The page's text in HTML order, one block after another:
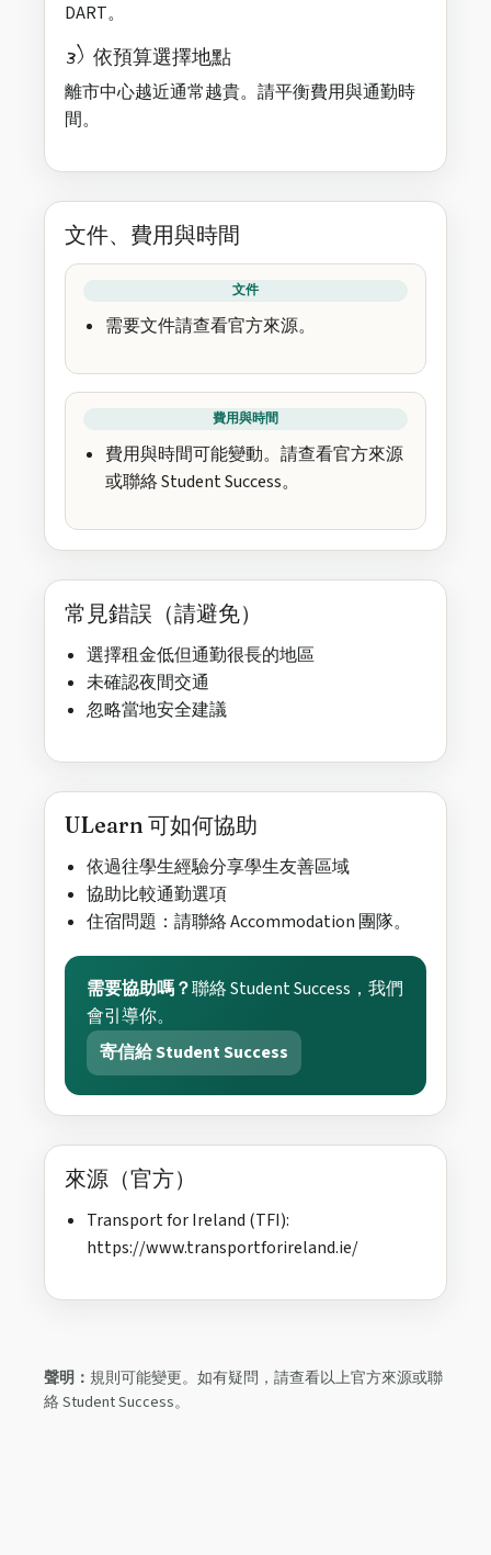
DART。
3) 依預算選擇地點
離市中心越近通常越貴。請平衡費用與通勤時
間。
文件、費用與時間
文件
需要文件請查看官方來源。
費用與時間
費用與時間可能變動。請查看官方來源
或聯絡 Student Success。
常見錯誤（請避免）
選擇租金低但通勤很長的地區
未確認夜間交通
忽略當地安全建議
ULearn 可如何協助
依過往學生經驗分享學生友善區域
協助比較通勤選項
住宿問題：請聯絡 Accommodation 團隊。
需要協助嗎？聯絡 Student Success，我們
會引導你。
寄信給 Student Success
來源（官方）
Transport for Ireland (TFI):
https://www.transportforireland.ie/
聲明： 規則可能變更。如有疑問，請查看以上官方來源或聯
絡 Student Success。